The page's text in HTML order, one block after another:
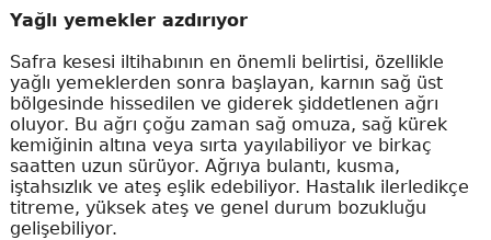
Yağlı yemekler azdırıyor
Safra kesesi iltihabının en önemli belirtisi, özellikle
yağlı yemeklerden sonra başlayan, karnın sağ üst
bölgesinde hissedilen ve giderek şiddetlenen ağrı
oluyor. Bu ağrı çoğu zaman sağ omuza, sağ kürek
kemiğinin altına veya sırta yayılabiliyor ve birkaç
saatten uzun sürüyor. Ağrıya bulantı, kusma,
iştahsızlık ve ateş eşlik edebiliyor. Hastalık ilerledikçe
titreme, yüksek ateş ve genel durum bozukluğu
gelişebiliyor.